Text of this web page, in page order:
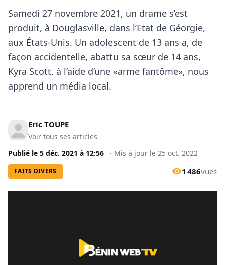
Samedi 27 novembre 2021, un drame s’est
produit, à Douglasville, dans l’Etat de Géorgie,
aux États-Unis. Un adolescent de 13 ans a, de
façon accidentelle, abattu sa sœur de 14 ans,
Kyra Scott, à l’aide d’une «arme fantôme», nous
apprend un média local.
Eric TOUPE
Voir tous ses articles
Publié le 5 déc. 2021 à 12:56 · Mis à jour le 25 oct. 2022
FAITS DIVERS 1 486vues